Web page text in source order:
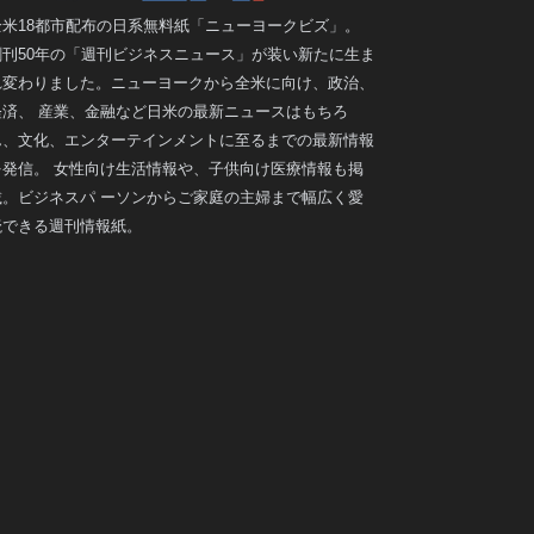
18都市配布の日系無料紙「ニューヨークビズ」。
50年の「週刊ビジネスニュース」が装い新たに生ま
わりました。ニューヨークから全米に向け、政治、
、 産業、金融など日米の最新ニュースはもちろ
文化、エンターテインメントに至るまでの最新情報
信。 女性向け生活情報や、子供向け医療情報も掲
ビジネスパ ーソンからご家庭の主婦まで幅広く愛
きる週刊情報紙。